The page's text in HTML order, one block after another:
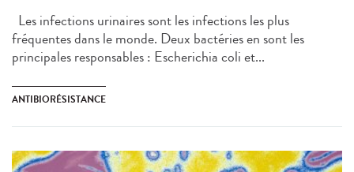
Les infections urinaires sont les infections les plus
fréquentes dans le monde. Deux bactéries en sont les
principales responsables : Escherichia coli et...
ANTIBIORÉSISTANCE